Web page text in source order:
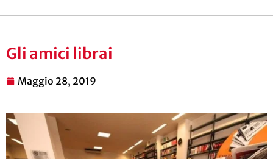
Gli amici librai
Maggio 28, 2019